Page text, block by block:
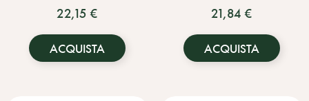
22,15 €
ACQUISTA
21,84 €
ACQUISTA